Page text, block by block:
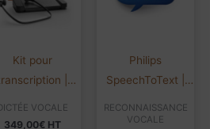
Kit pour
|
Philips Pro
| 24 mois
VOCALE
349,00€ HT
Philips
SpeechToText |
mois
RECONNAISSANCE
VOCALE